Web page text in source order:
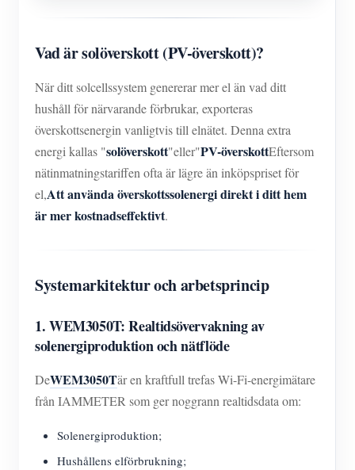
Vad är solöverskott (PV-överskott)?
När ditt solcellssystem genererar mer el än vad ditt
hushåll för närvarande förbrukar, exporteras
överskottsenergin vanligtvis till elnätet. Denna extra
energi kallas "solöverskott"eller"PV-överskottEftersom
nätinmatningstariffen ofta är lägre än inköpspriset för
el,Att använda överskottssolenergi direkt i ditt hem
är mer kostnadseffektivt.
Systemarkitektur och arbetsprincip
1. WEM3050T: Realtidsövervakning av
solenergiproduktion och nätflöde
DeWEM3050Tär en kraftfull trefas Wi-Fi-energimätare
från IAMMETER som ger noggrann realtidsdata om:
Solenergiproduktion;
Hushållens elförbrukning;